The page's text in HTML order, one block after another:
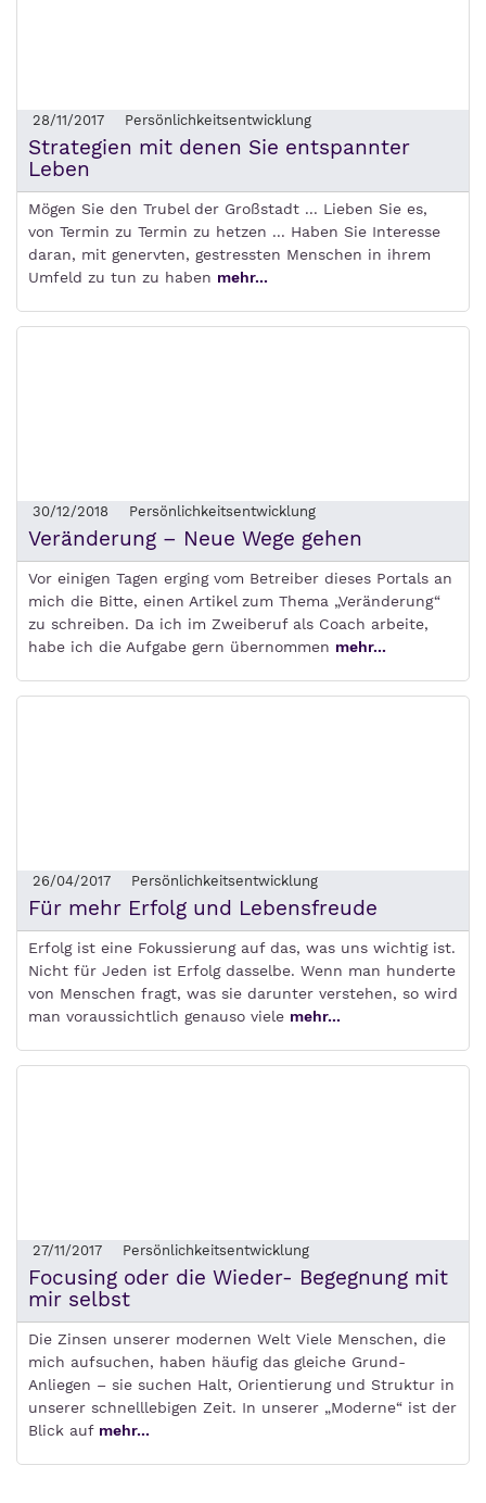
28/11/2017 Persönlichkeitsentwicklung
Strategien mit denen Sie entspannter
Leben
Mögen Sie den Trubel der Großstadt ... Lieben Sie es,
von Termin zu Termin zu hetzen ... Haben Sie Interesse
daran, mit genervten, gestressten Menschen in ihrem
Umfeld zu tun zu haben mehr...
30/12/2018 Persönlichkeitsentwicklung
Veränderung – Neue Wege gehen
Vor einigen Tagen erging vom Betreiber dieses Portals an
mich die Bitte, einen Artikel zum Thema „Veränderung“
zu schreiben. Da ich im Zweiberuf als Coach arbeite,
habe ich die Aufgabe gern übernommen mehr...
26/04/2017 Persönlichkeitsentwicklung
Für mehr Erfolg und Lebensfreude
Erfolg ist eine Fokussierung auf das, was uns wichtig ist.
Nicht für Jeden ist Erfolg dasselbe. Wenn man hunderte
von Menschen fragt, was sie darunter verstehen, so wird
man voraussichtlich genauso viele mehr...
27/11/2017 Persönlichkeitsentwicklung
Focusing oder die Wieder- Begegnung mit
mir selbst
Die Zinsen unserer modernen Welt Viele Menschen, die
mich aufsuchen, haben häufig das gleiche Grund-
Anliegen – sie suchen Halt, Orientierung und Struktur in
unserer schnelllebigen Zeit. In unserer „Moderne“ ist der
Blick auf mehr...